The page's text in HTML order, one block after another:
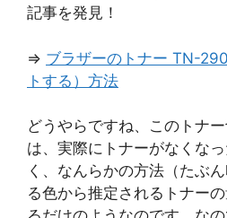
記事を発見！
⇒ ブラザーのトナー TN-
トする）方法
どうやらですね、このトナ
は、実際にトナーがなくな
く、なんらかの方法（たぶ
る色から推定されるトナー